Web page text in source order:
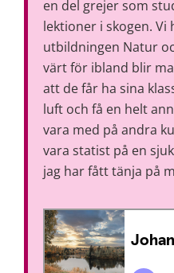
en del grejer som
lektioner i skogen.
utbildningen Natur
värt för ibland blir
att de får ha sina
luft och få en helt
vara med på andra
vara statist på en
jag har fått tänja på